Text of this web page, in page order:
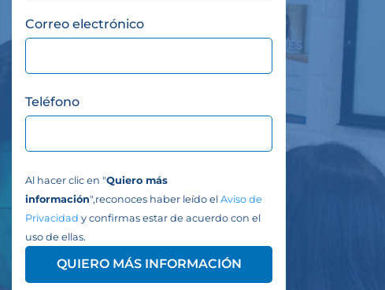
Correo electrónico
Teléfono
Al hacer clic en "Quiero más
información",reconoces haber leído elAviso de
Privacidad y confirmas estar de acuerdo con el
uso de ellas.
QUIERO MÁS INFORMACIÓN